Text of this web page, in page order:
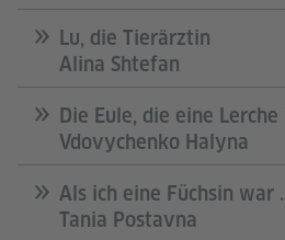
Lu, die Tierärztin
Alina Shtefan
Die Eule, die eine
Vdovychenko Halyna
Als ich eine Füchsin war
Tania Postavna